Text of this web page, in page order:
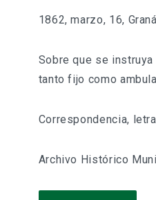
1862, marzo, 16,
Sobre que se
tanto fijo como
Correspondencia,
Archivo Histórico